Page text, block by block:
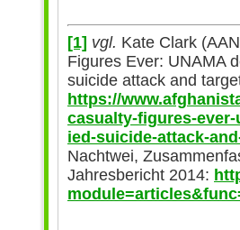
[1] vgl. Kate Clark
Figures Ever: UNAMA
suicide attack and
https://
casualty-figures-
ied-suicide-attack-
Nachtwei,
Jahresbericht 2014: